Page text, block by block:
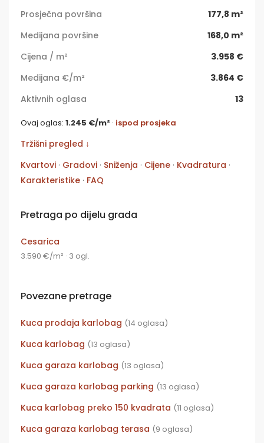
Prosječna površina
177,8 m²
Medijana površine
168,0 m²
Cijena / m²
3.958 €
Medijana €/m²
3.864 €
Aktivnih oglasa
13
Ovaj oglas: 1.245 €/m² · ispod prosjeka
Tržišni pregled ↓
Kvartovi · Gradovi · Sniženja · Cijene · Kvadratura ·
Karakteristike · FAQ
Pretraga po dijelu grada
Cesarica
3.590 €/m² · 3 ogl.
Povezane pretrage
Kuca prodaja karlobag (14 oglasa)
Kuca karlobag (13 oglasa)
Kuca garaza karlobag (13 oglasa)
Kuca garaza karlobag parking (13 oglasa)
Kuca karlobag preko 150 kvadrata (11 oglasa)
Kuca garaza karlobag terasa (9 oglasa)